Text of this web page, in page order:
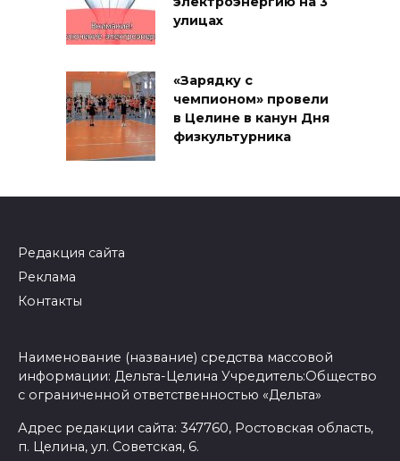
улицах
«Зарядку с
чемпионом» провели
в Целине в канун Дня
физкультурника
Редакция сайта
Реклама
Контакты
Наименование (название) средства массовой
информации: Дельта-Целина Учредитель:Общество
с ограниченной ответственностью «Дельта»
Адрес редакции сайта: 347760, Ростовская область,
п. Целина, ул. Советская, 6.